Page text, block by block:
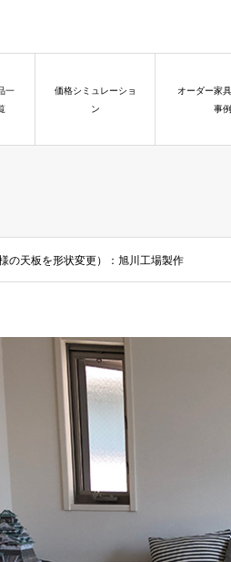
一
価格シミュレーショ
ン
オーダー家
事例
の天板を形状変更）：旭川工場製作